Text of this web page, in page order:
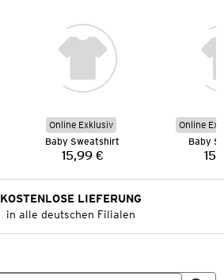
Online Exklusiv
Baby Sweatshirt
Preis:
15,99 €
Online
Baby
KOSTENLOSE LIEFERUNG
in alle deutschen Filialen